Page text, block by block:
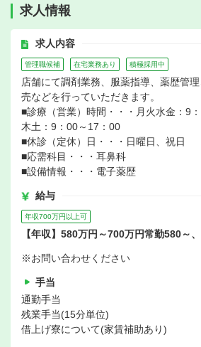
求人情報
求人内容
管理職候補 在宅業務あり 積極採用中
店舗にて調剤業務、服薬指導、薬歴管
売などを行っていただきます。
■診療（営業）時間・・・月火水金：9
木土：9：00～17：00
■休診（定休）日・・・日曜日、祝日
■応需科目・・・耳鼻科
■設備情報・・・電子薬歴
給与
年収700万円以上可
【年収】580万円～700万円常勤580～
※お問い合わせください
手当
通勤手当
残業手当(15分単位)
借上げ寮について(家賃補助あり)